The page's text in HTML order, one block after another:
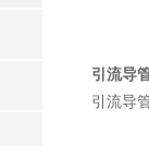
引流导
引流导